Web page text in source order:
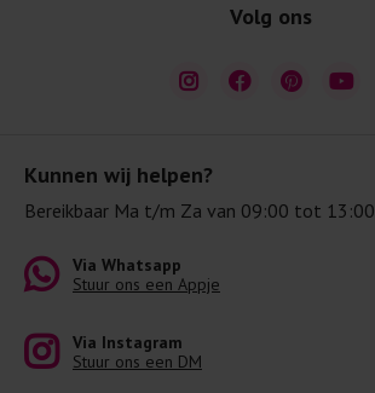
Kunnen wij helpen?
Bereikbaar Ma t/m Za van 09:00 tot 13:00
Via Whatsapp
Stuur ons een Appje
Via Instagram
Stuur ons een DM
Volg ons